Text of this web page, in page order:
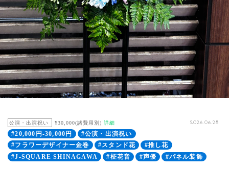
公演・出演祝い ¥30,000(諸費用別) 詳細 2026.06.28
#20,000円-30,000円
#公演・出演祝い
#フラワーデザイナー金巻
#スタンド花
#推し花
#J-SQUARE SHINAGAWA
#柾花音 #声優 #パネル装飾